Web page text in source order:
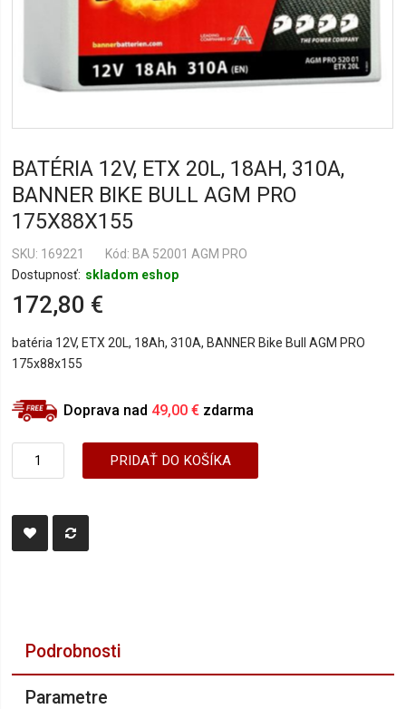
BATÉRIA 12V, ETX 20L, 18AH, 310A,
BANNER BIKE BULL AGM PRO
175X88X155
Dostupnosť: skladom eshop
SKU 169221 Kód: BA 52001 AGM PRO
172,80 €
batéria 12V, ETX 20L, 18Ah, 310A, BANNER Bike Bull AGM PRO
175x88x155
Doprava nad 49,00 € zdarma
PRIDAŤ DO KOŠÍKA
Podrobnosti
Parametre